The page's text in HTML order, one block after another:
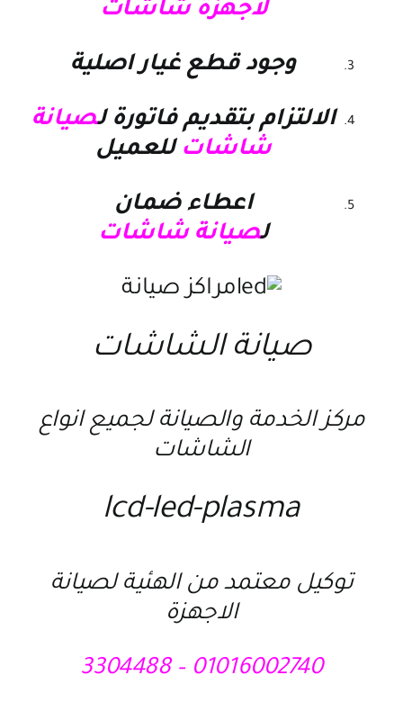
لاجهزة شاشات
وجود قطع غيار اصلية
الالتزام بتقديم فاتورة لصيانة
شاشاتللعميل
اعطاء ضمان
لصيانة شاشات
صيانة الشاشات
مركز الخدمة والصيانة لجميع انواع
الشاشات
lcd-led-plasma
توكيل معتمد من الهئية لصيانة
الاجهزة
01016002740 – 3304488